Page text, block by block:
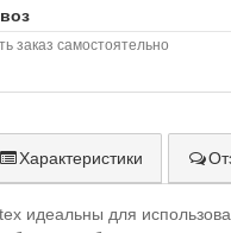
заказ самостоятельно
Характеристики
идеальны для